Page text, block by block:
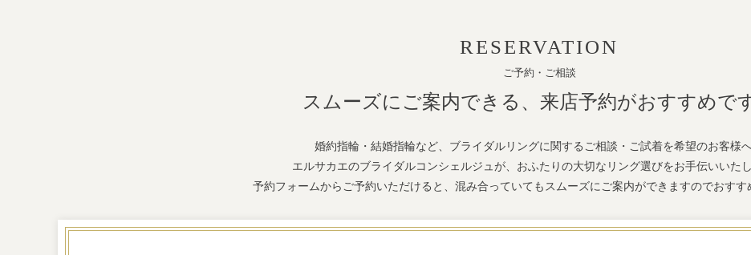
RESERVATION
ご予約・ご相談
スムーズにご案内できる、 来店予約がおすすめです
婚約指輪・結婚指輪など、ブライダルリングに関するご相談・ご試着を希望のお客様へ
エルサカエのブライダルコンシェルジュが、おふたりの大切なリング選びをお手伝いいたし
予約フォームからご予約いただけると、混み合っていてもスムーズにご案内ができますのでおすす